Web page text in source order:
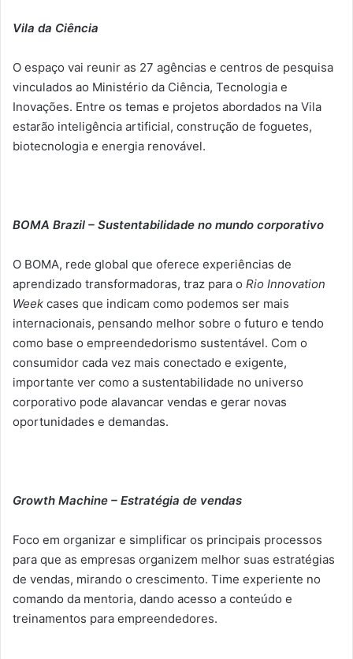
Vila da Ciência
O espaço vai reunir as 27 agências e centros de pesquisa
vinculados ao Ministério da Ciência, Tecnologia e
Inovações. Entre os temas e projetos abordados na Vila
estarão inteligência artificial, construção de foguetes,
biotecnologia e energia renovável.
BOMA Brazil – Sustentabilidade no mundo corporativo
O BOMA, rede global que oferece experiências de
aprendizado transformadoras, traz para o Rio Innovation
Week cases que indicam como podemos ser mais
internacionais, pensando melhor sobre o futuro e tendo
como base o empreendedorismo sustentável. Com o
consumidor cada vez mais conectado e exigente,
importante ver como a sustentabilidade no universo
corporativo pode alavancar vendas e gerar novas
oportunidades e demandas.
Growth Machine – Estratégia de vendas
Foco em organizar e simplificar os principais processos
para que as empresas organizem melhor suas estratégias
de vendas, mirando o crescimento. Time experiente no
comando da mentoria, dando acesso a conteúdo e
treinamentos para empreendedores.